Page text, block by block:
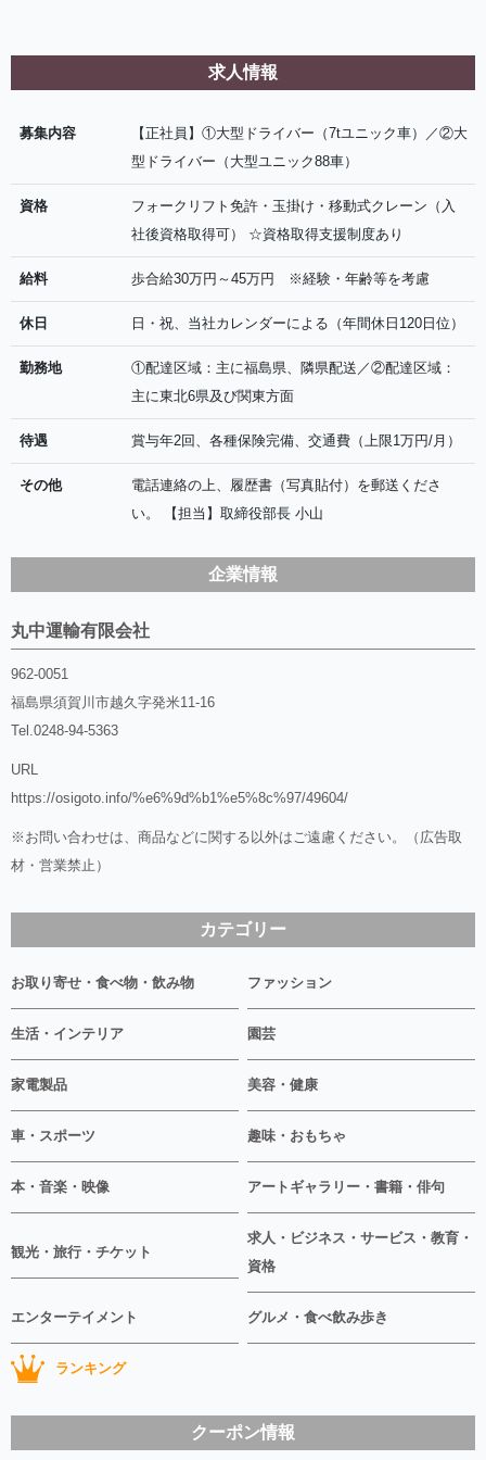
求人情報
募集内容
【正社員】①大型ドライバー（7tユニック車）／②大
型ドライバー（大型ユニック88車）
資格
フォークリフト免許・玉掛け・移動式クレーン（入
社後資格取得可） ☆資格取得支援制度あり
給料 歩合給30万円～45万円 ※経験・年齢等を考慮
休日 日・祝、当社カレンダーによる（年間休日120日位）
勤務地
①配達区域：主に福島県、隣県配送／②配達区域：
主に東北6県及び関東方面
待遇 賞与年2回、各種保険完備、交通費（上限1万円/月）
その他
電話連絡の上、履歴書（写真貼付）を郵送くださ
い。 【担当】取締役部長 小山
企業情報
丸中運輸有限会社
962-0051
福島県須賀川市越久字発米11-16
Tel.0248-94-5363
URL
https://osigoto.info/%e6%9d%b1%e5%8c%97/49604/
※お問い合わせは、商品などに関する以外はご遠慮ください。（広告取
材・営業禁止）
カテゴリー
お取り寄せ・食べ物・飲み物 ファッション
生活・インテリア 園芸
家電製品 美容・健康
車・スポーツ 趣味・おもちゃ
本・音楽・映像 アートギャラリー・書籍・俳句
観光・旅行・チケット
求人・ビジネス・サービス・教育・
資格
エンターテイメント グルメ・食べ飲み歩き
ランキング
クーポン情報